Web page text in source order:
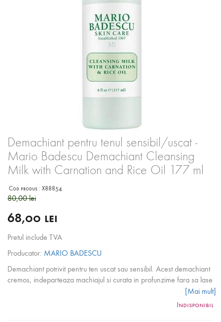
Demachiant pentru tenul sensibil/uscat -
Mario Badescu Demachiant Cleansing
Milk with Carnation and Rice Oil 177 ml
Cod produs : X88854
80,00 lei
68,00 lei
Pretul include TVA
Producator: MARIO BADESCU
Demachiant potrivit pentru ten uscat sau sensibil. Acest demachiant
cremos, indeparteaza machiajul si curata in profunzime fara sa lase
ajuta la reducerea ridurilor in timp ce
care contine antioxidanti naturali lupta impotriva
[Mai mult]
Indisponibil